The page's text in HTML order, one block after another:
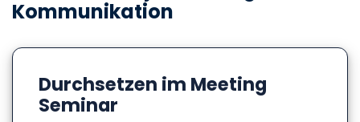
Kommunikation
Durchsetzen im Meeting
Seminar